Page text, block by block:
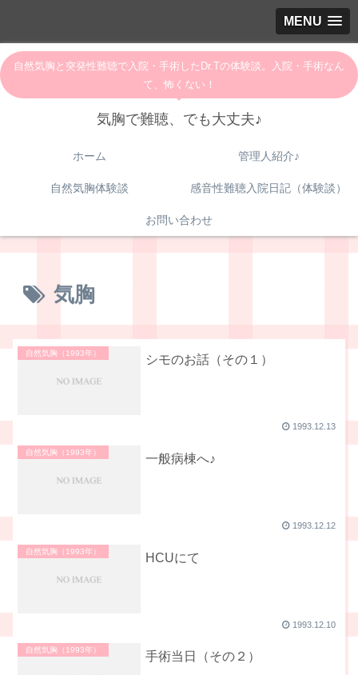
MENU
自然気胸と突発性難聴で入院・手術したDr.Tの体験談。入院・手術なん
て、怖くない！
気胸で難聴、でも大丈夫♪
ホーム 管理人紹介♪
自然気胸体験談 感音性難聴入院日記（体験談）
お問い合わせ
気胸
自然気胸（1993年） シモのお話（その１）
1993.12.13
自然気胸（1993年） 一般病棟へ♪
1993.12.12
自然気胸（1993年） HCUにて
1993.12.10
自然気胸（1993年） 手術当日（その２）